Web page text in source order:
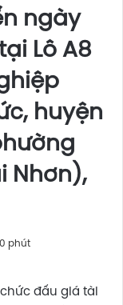
ngày
Lô A8
huyện
Nhơn),
phút
đấu giá tài